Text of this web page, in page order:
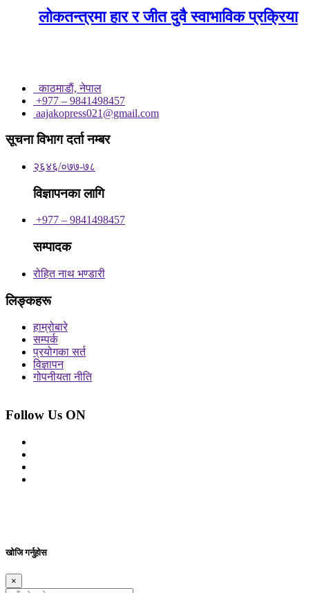
लोकतन्त्रमा हार र जीत दुवै स्वाभाविक प्रक्रिया
काठमाडाैं, नेपाल
+977 – 9841498457
aajakopress021@gmail.com
सूचना विभाग दर्ता नम्बर
२६४६/०७७-७८
विज्ञापनका लागि
+977 – 9841498457
सम्पादक
रोहित नाथ भण्डारी
लिङ्कहरू
हाम्रोबारे
सम्पर्क
प्रयोगका सर्त
विज्ञापन
गोपनीयता नीति
Follow Us ON
खोजि गर्नुहोस
×